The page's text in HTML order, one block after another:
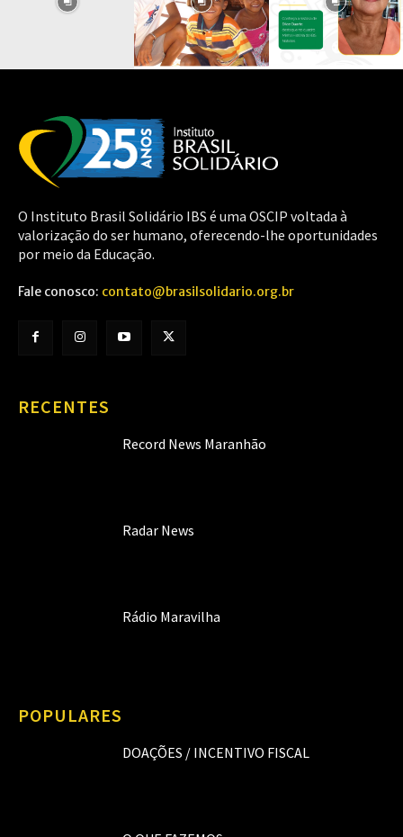
O Instituto Brasil Solidário IBS é uma OSCIP voltada à
valorização do ser humano, oferecendo-lhe oportunidades
por meio da Educação.
Fale conosco: contato@brasilsolidario.org.br
RECENTES
Record News Maranhão
Radar News
Rádio Maravilha
POPULARES
DOAÇÕES / INCENTIVO FISCAL